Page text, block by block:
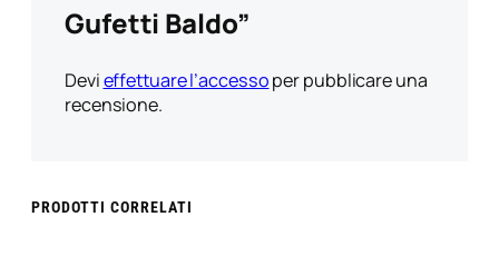
Gufetti Baldo”
Devieffettuare l’accessoper pubblicare una
recensione.
PRODOTTI CORRELATI